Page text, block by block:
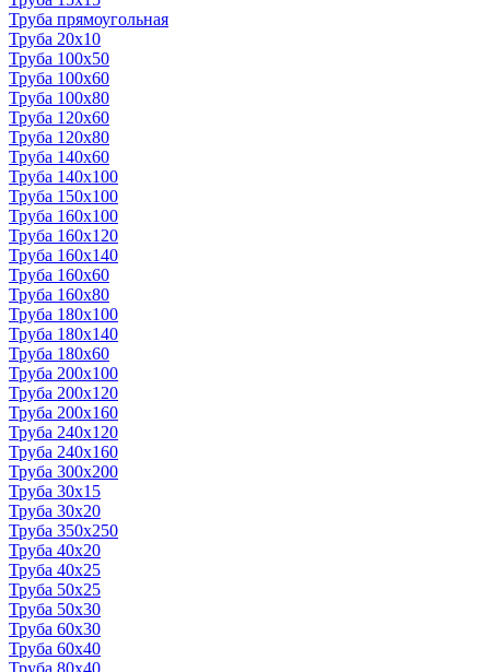
Труба прямоугольная
Труба 20x10
Труба 100x50
Труба 100x60
Труба 100x80
Труба 120x60
Труба 120x80
Труба 140x60
Труба 140x100
Труба 150x100
Труба 160x100
Труба 160x120
Труба 160x140
Труба 160x60
Труба 160x80
Труба 180x100
Труба 180x140
Труба 180x60
Труба 200x100
Труба 200x120
Труба 200x160
Труба 240x120
Труба 240x160
Труба 300x200
Труба 30x15
Труба 30x20
Труба 350x250
Труба 40x20
Труба 40x25
Труба 50x25
Труба 50x30
Труба 60x30
Труба 60x40
Труба 80x40